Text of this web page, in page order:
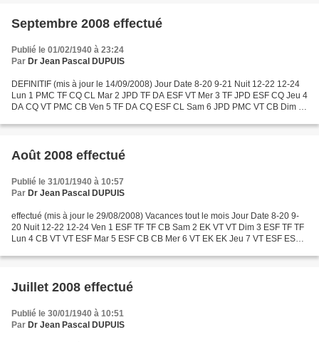
Septembre 2008 effectué
Publié le 01/02/1940 à 23:24
Par Dr Jean Pascal DUPUIS
DEFINITIF (mis à jour le 14/09/2008) Jour Date 8-20 9-21 Nuit 12-22 12-24
Lun 1 PMC TF CQ CL Mar 2 JPD TF DA ESF VT Mer 3 TF JPD ESF CQ Jeu 4
DA CQ VT PMC CB Ven 5 TF DA CQ ESF CL Sam 6 JPD PMC VT CB Dim 7
Août 2008 effectué
Publié le 31/01/1940 à 10:57
Par Dr Jean Pascal DUPUIS
effectué (mis à jour le 29/08/2008) Vacances tout le mois Jour Date 8-20 9-
20 Nuit 12-22 12-24 Ven 1 ESF TF TF CB Sam 2 EK VT VT Dim 3 ESF TF TF
Lun 4 CB VT VT ESF Mar 5 ESF CB CB Mer 6 VT EK EK Jeu 7 VT ESF ESF
Juillet 2008 effectué
Publié le 30/01/1940 à 10:51
Par Dr Jean Pascal DUPUIS